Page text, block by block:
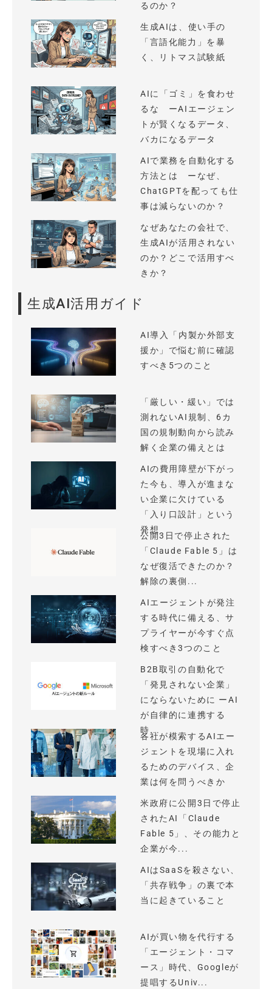
るのか？
生成AIは、使い手の
「言語化能力」を暴
く、リトマス試験紙
AIに「ゴミ」を食わせ
るな ーAIエージェン
トが賢くなるデータ、
バカになるデータ
AIで業務を自動化する
方法とは ーなぜ、
ChatGPTを配っても仕
事は減らないのか？
なぜあなたの会社で、
生成AIが活用されない
のか？どこで活用すべ
きか？
生成AI活用ガイド
AI導入「内製か外部支
援か」で悩む前に確認
すべき5つのこと
「厳しい・緩い」では
測れないAI規制、6カ
国の規制動向から読み
解く企業の備えとは
AIの費用障壁が下がっ
た今も、導入が進まな
い企業に欠けている
「入り口設計」という
発想
公開3日で停止された
「Claude Fable 5」は
なぜ復活できたのか？
解除の裏側...
AIエージェントが発注
する時代に備える、サ
プライヤーが今すぐ点
検すべき3つのこと
B2B取引の自動化で
「発見されない企業」
にならないために ーAI
が自律的に連携する
時...
各社が模索するAIエー
ジェントを現場に入れ
るためのデバイス、企
業は何を問うべきか
米政府に公開3日で停止
されたAI「Claude
Fable 5」、その能力と
企業が今...
AIはSaaSを殺さない、
「共存戦争」の裏で本
当に起きていること
AIが買い物を代行する
「エージェント・コマ
ース」時代、Googleが
提唱するUniv...